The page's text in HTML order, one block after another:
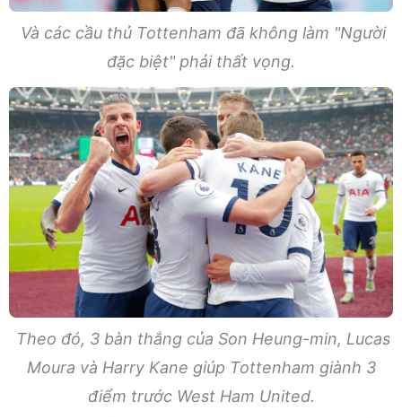
Và các cầu thủ Tottenham đã không làm "Người
đặc biệt" phải thất vọng.
Theo đó, 3 bàn thắng của Son Heung-min, Lucas
Moura và Harry Kane giúp Tottenham giành 3
điểm trước West Ham United.